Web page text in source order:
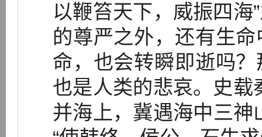
以鞭笞天下，威振四海
的尊严之外，还有生
命，也会转瞬即逝吗
也是人类的悲哀。史载
并海上，冀遇海中三神